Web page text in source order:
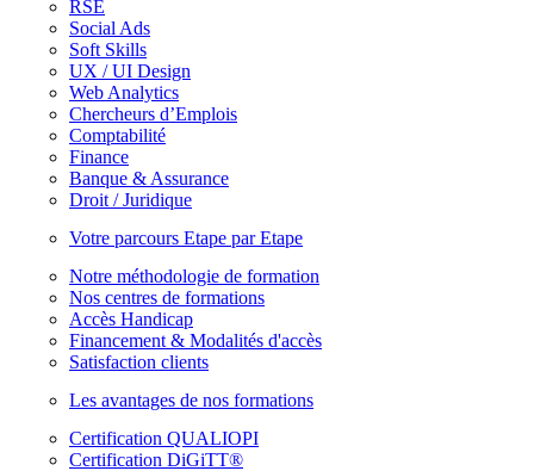
RSE
Social Ads
Soft Skills
UX / UI Design
Web Analytics
Chercheurs d’Emplois
Comptabilité
Finance
Banque & Assurance
Droit / Juridique
Votre parcours Etape par Etape
Notre méthodologie de formation
Nos centres de formations
Accès Handicap
Financement & Modalités d'accès
Satisfaction clients
Les avantages de nos formations
Certification QUALIOPI
Certification DiGiTT®